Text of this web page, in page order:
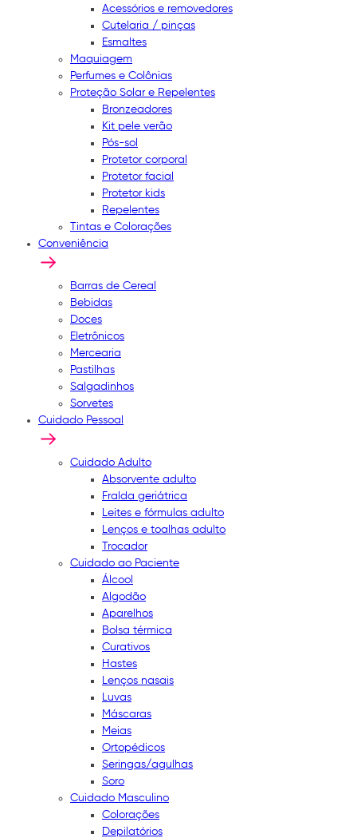
Acessórios e removedores
Cutelaria / pinças
Esmaltes
Maquiagem
Perfumes e Colônias
Proteção Solar e Repelentes
Bronzeadores
Kit pele verão
Pós-sol
Protetor corporal
Protetor facial
Protetor kids
Repelentes
Tintas e Colorações
Conveniência
Barras de Cereal
Bebidas
Doces
Eletrônicos
Mercearia
Pastilhas
Salgadinhos
Sorvetes
Cuidado Pessoal
Cuidado Adulto
Absorvente adulto
Fralda geriátrica
Leites e fórmulas adulto
Lenços e toalhas adulto
Trocador
Cuidado ao Paciente
Álcool
Algodão
Aparelhos
Bolsa térmica
Curativos
Hastes
Lenços nasais
Luvas
Máscaras
Meias
Ortopédicos
Seringas/agulhas
Soro
Cuidado Masculino
Colorações
Depilatórios